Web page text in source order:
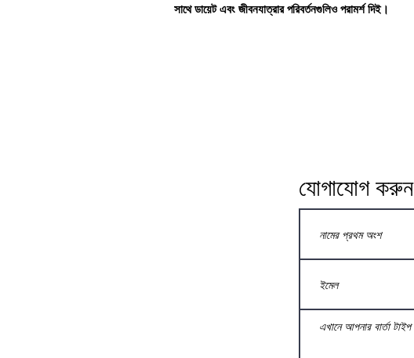
সাথে ডায়েট এবং জীবনযাত্রার পরিবর্তনগুলিও পরামর্শ দিই।
যোগাযোগ করুন